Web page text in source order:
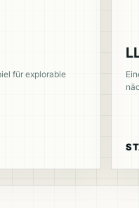
für explorable